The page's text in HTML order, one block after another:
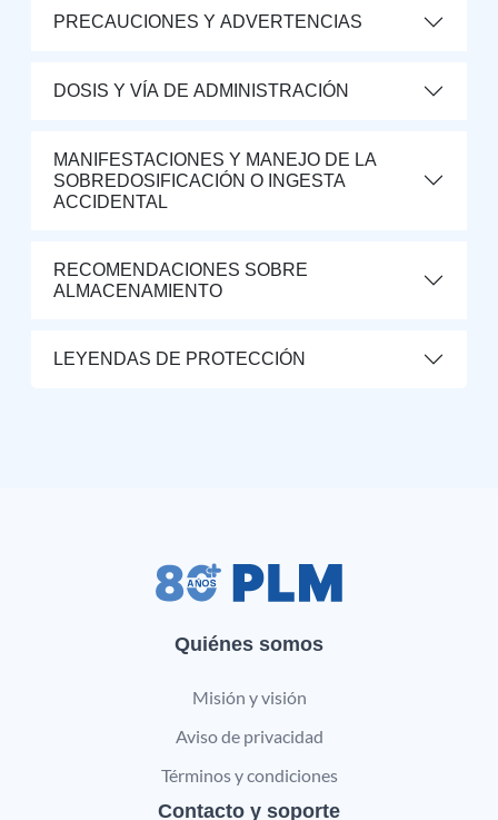
PRECAUCIONES Y ADVERTENCIAS
DOSIS Y VÍA DE ADMINISTRACIÓN
MANIFESTACIONES Y MANEJO DE LA
SOBREDOSIFICACIÓN O INGESTA
ACCIDENTAL
RECOMENDACIONES SOBRE
ALMACENAMIENTO
LEYENDAS DE PROTECCIÓN
Quiénes somos
Misión y visión
Aviso de privacidad
Términos y condiciones
Contacto y soporte